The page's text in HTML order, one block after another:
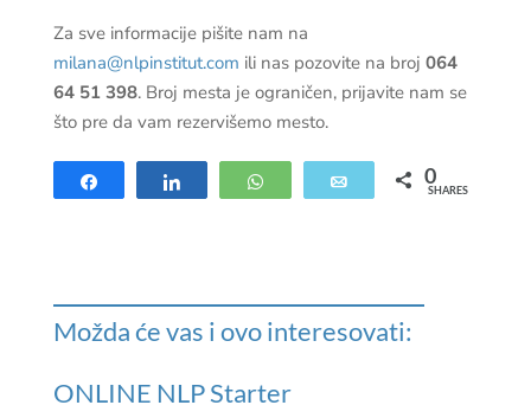
Za sve informacije pišite nam na
milana@nlpinstitut.com ili nas pozovite na broj 064
64 51 398. Broj mesta je ograničen, prijavite nam se
što pre da vam rezervišemo mesto.
WhatsApp Email 0
SHARES
Možda će vas i ovo interesovati:
ONLINE NLP Starter